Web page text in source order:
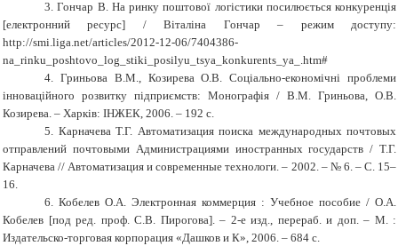
3. Гончар В. На ринку поштової логістики посилюється конкуренція
[електронний ресурс] / Віталіна Гончар – режим доступу:
http://smi.liga.net/articles/2012-12-06/7404386-
na_rinku_poshtovo_log_stiki_posilyu_tsya_konkurents_ya_.htm#
4. Гриньова В.М., Козирева О.В. Соціально-економічні проблеми
інноваційного розвитку підприємств: Монографія / В.М. Гриньова, О.В.
Козирева. – Харків: ІНЖЕК, 2006. – 192 с.
5. Карначева Т.Г. Автоматизация поиска международных почтовых
отправлений почтовыми Администрациями иностранных государств / Т.Г.
Карначева // Автоматизация и современные технологи. – 2002. – № 6. – С. 15–
16.
6. Кобелев О.А. Электронная коммерция : Учебное пособие / О.А.
Кобелев [под ред. проф. С.В. Пирогова]. – 2-е изд., перераб. и доп. – М. :
Издательско-торговая корпорация «Дашков и К», 2006. – 684 с.